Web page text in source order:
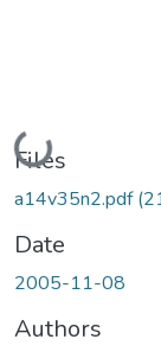
Loading...
Files
a14v35n2.pdf
Date
2005-11-08
Authors